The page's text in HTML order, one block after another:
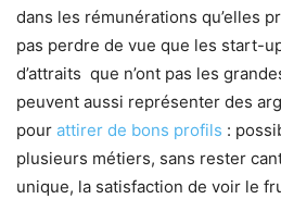
dans les rémunérations qu’elles
pas perdre de vue que les start-
d’attraits que n’ont pas les
peuvent aussi représenter des
pour attirer de bons profils :
plusieurs métiers, sans rester
unique, la satisfaction de voir le